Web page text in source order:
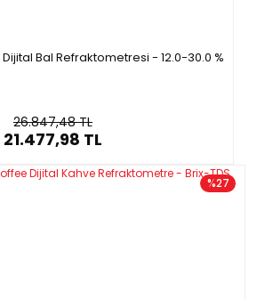
Bal Refraktometresi - 12.0-30.0 %
26.847,48 TL
21.477,98 TL
%27